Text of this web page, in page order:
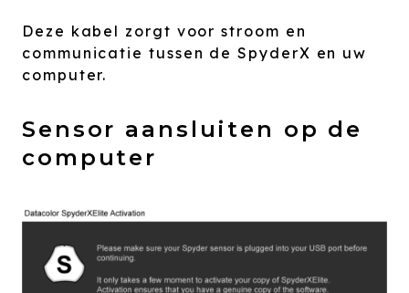
Deze kabel zorgt voor stroom en
communicatie tussen de SpyderX en uw
computer.
Sensor aansluiten op de
computer